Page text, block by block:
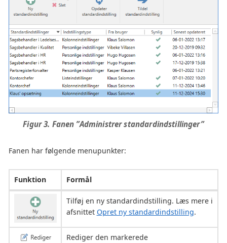
Figur 3. Fanen ”Administrer standardindstillinger”
Fanen har følgende menupunkter:
Funktion Formål
Tilføj en ny standardindstilling. Læs mere i
afsnittet Opret ny standardindstilling.
Rediger den markerede